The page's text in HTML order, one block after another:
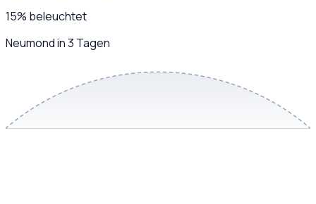
15% beleuchtet
Neumond in 3 Tagen